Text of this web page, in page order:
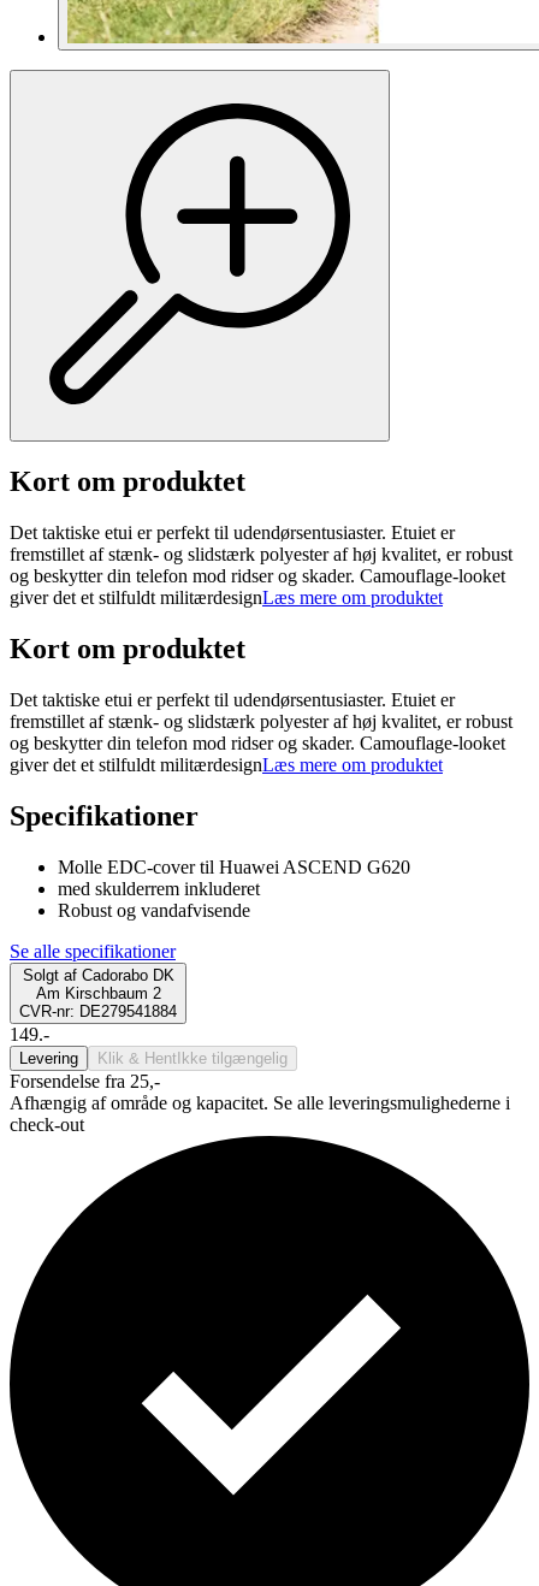
Kort om produktet
Det taktiske etui er perfekt til udendørsentusiaster. Etuiet er
fremstillet af stænk- og slidstærk polyester af høj kvalitet, er robust
og beskytter din telefon mod ridser og skader. Camouflage-looket
giver det et stilfuldt militærdesignLæs mere om produktet
Kort om produktet
Det taktiske etui er perfekt til udendørsentusiaster. Etuiet er
fremstillet af stænk- og slidstærk polyester af høj kvalitet, er robust
og beskytter din telefon mod ridser og skader. Camouflage-looket
giver det et stilfuldt militærdesignLæs mere om produktet
Specifikationer
Molle EDC-cover til Huawei ASCEND G620
med skulderrem inkluderet
Robust og vandafvisende
Se alle specifikationer
Solgt af Cadorabo DK
Am Kirschbaum 2
CVR-nr: DE279541884
149.-
Levering Klik & Hent Ikke tilgængelig
Forsendelse fra 25,-
Afhængig af område og kapacitet. Se alle leveringsmulighederne i
check-out